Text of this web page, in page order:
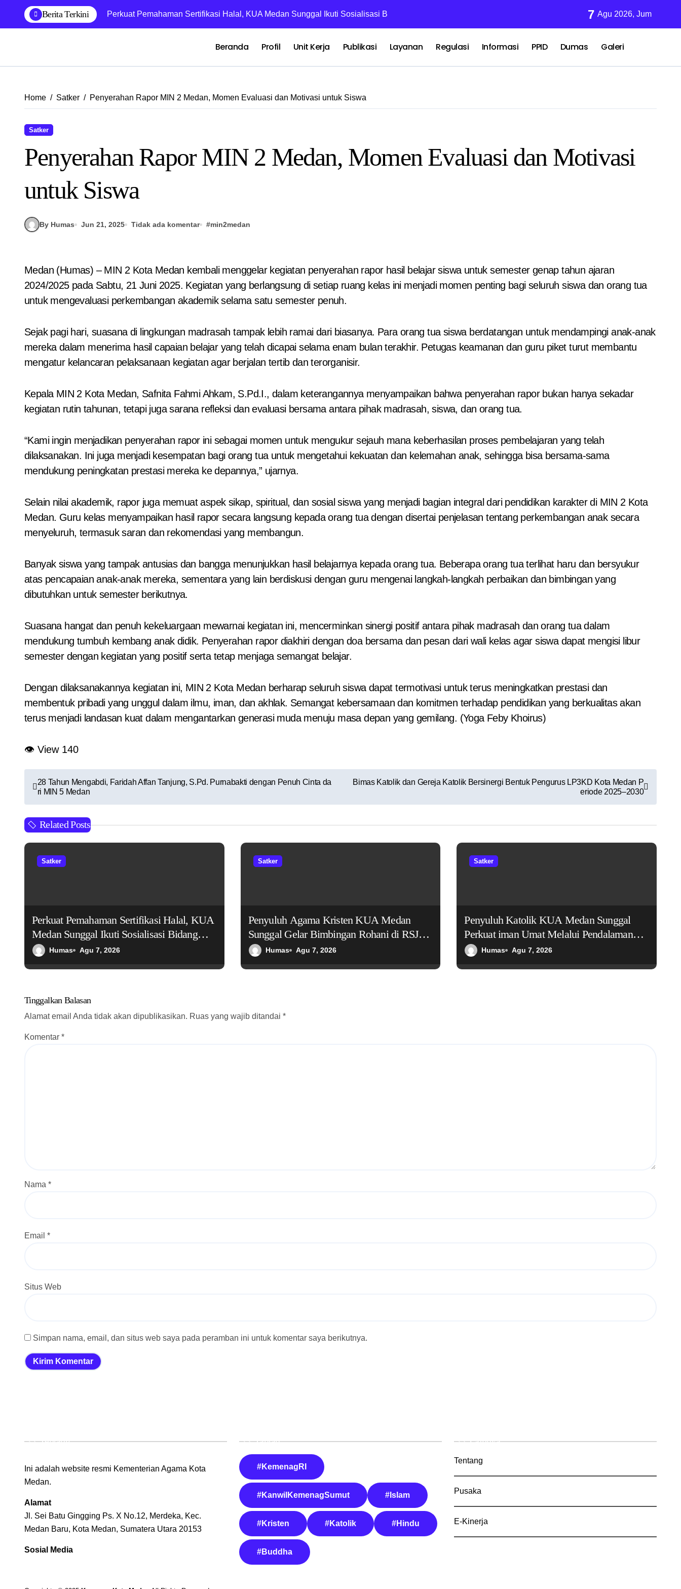
content
Berita Terkini Perkuat Pemahaman Sertifikasi Halal, KUA Medan Sunggal Ikuti Sosialisasi Bidang Halal MUI SumutPenyuluh Agama Kristen KUA Medan Sunggal Gelar Bimbingan Rohani di
7 Agu 2026, Jum
Beranda Profil Unit Kerja Publikasi Layanan Regulasi Informasi PPID Dumas Galeri
Home Satker Penyerahan Rapor MIN 2 Medan, Momen Evaluasi dan Motivasi untuk Siswa
Satker
Penyerahan Rapor MIN 2 Medan, Momen Evaluasi dan Motivasi
untuk Siswa
By Humas Jun 21, 2025 Tidak ada komentar #min2medan
Medan (Humas) – MIN 2 Kota Medan kembali menggelar kegiatan penyerahan rapor hasil belajar siswa untuk semester genap tahun ajaran
2024/2025 pada Sabtu, 21 Juni 2025. Kegiatan yang berlangsung di setiap ruang kelas ini menjadi momen penting bagi seluruh siswa dan orang tua
untuk mengevaluasi perkembangan akademik selama satu semester penuh.
Sejak pagi hari, suasana di lingkungan madrasah tampak lebih ramai dari biasanya. Para orang tua siswa berdatangan untuk mendampingi anak-anak
mereka dalam menerima hasil capaian belajar yang telah dicapai selama enam bulan terakhir. Petugas keamanan dan guru piket turut membantu
mengatur kelancaran pelaksanaan kegiatan agar berjalan tertib dan terorganisir.
Kepala MIN 2 Kota Medan, Safnita Fahmi Ahkam, S.Pd.I., dalam keterangannya menyampaikan bahwa penyerahan rapor bukan hanya sekadar
kegiatan rutin tahunan, tetapi juga sarana refleksi dan evaluasi bersama antara pihak madrasah, siswa, dan orang tua.
“Kami ingin menjadikan penyerahan rapor ini sebagai momen untuk mengukur sejauh mana keberhasilan proses pembelajaran yang telah
dilaksanakan. Ini juga menjadi kesempatan bagi orang tua untuk mengetahui kekuatan dan kelemahan anak, sehingga bisa bersama-sama
mendukung peningkatan prestasi mereka ke depannya,” ujarnya.
Selain nilai akademik, rapor juga memuat aspek sikap, spiritual, dan sosial siswa yang menjadi bagian integral dari pendidikan karakter di MIN 2 Kota
Medan. Guru kelas menyampaikan hasil rapor secara langsung kepada orang tua dengan disertai penjelasan tentang perkembangan anak secara
menyeluruh, termasuk saran dan rekomendasi yang membangun.
Banyak siswa yang tampak antusias dan bangga menunjukkan hasil belajarnya kepada orang tua. Beberapa orang tua terlihat haru dan bersyukur
atas pencapaian anak-anak mereka, sementara yang lain berdiskusi dengan guru mengenai langkah-langkah perbaikan dan bimbingan yang
dibutuhkan untuk semester berikutnya.
Suasana hangat dan penuh kekeluargaan mewarnai kegiatan ini, mencerminkan sinergi positif antara pihak madrasah dan orang tua dalam
mendukung tumbuh kembang anak didik. Penyerahan rapor diakhiri dengan doa bersama dan pesan dari wali kelas agar siswa dapat mengisi libur
semester dengan kegiatan yang positif serta tetap menjaga semangat belajar.
Dengan dilaksanakannya kegiatan ini, MIN 2 Kota Medan berharap seluruh siswa dapat termotivasi untuk terus meningkatkan prestasi dan
membentuk pribadi yang unggul dalam ilmu, iman, dan akhlak. Semangat kebersamaan dan komitmen terhadap pendidikan yang berkualitas akan
terus menjadi landasan kuat dalam mengantarkan generasi muda menuju masa depan yang gemilang. (Yoga Feby Khoirus)
👁 View 140
N
a
v
i
o
28 Tahun Mengabdi, Faridah Affan Tanjung, S.Pd. Purnabakti dengan Penuh Cinta da
ri MIN 5 Medan
Bimas Katolik dan Gereja Katolik Bersinergi Bentuk Pengurus LP3KD Kota Medan P
eriode 2025–2030
Related Posts
Satker
Perkuat Pemahaman Sertifikasi Halal, KUA
Medan Sunggal Ikuti Sosialisasi Bidang
Halal MUI Sumut
Humas Agu 7, 2026
Satker
Penyuluh Agama Kristen KUA Medan
Sunggal Gelar Bimbingan Rohani di RSJ
Bina Karsa Medan
Humas Agu 7, 2026
Satker
Penyuluh Katolik KUA Medan Sunggal
Perkuat iman Umat Melalui Pendalaman
Kitab Suci
Humas Agu 7, 2026
Tinggalkan Balasan
Alamat email Anda tidak akan dipublikasikan. Ruas yang wajib ditandai *
Komentar *
Nama *
Email *
Situs Web
Simpan nama, email, dan situs web saya pada peramban ini untuk komentar saya berikutnya.
Tentang
Ini adalah website resmi Kementerian Agama Kota
Medan.
Alamat
Jl. Sei Batu Gingging Ps. X No.12, Merdeka, Kec.
Medan Baru, Kota Medan, Sumatera Utara 20153
Sosial Media
Tautan
#KemenagRI
#KanwilKemenagSumut #Islam
#Kristen #Katolik #Hindu
#Buddha
Lainnya
Tentang
Pusaka
E-Kinerja